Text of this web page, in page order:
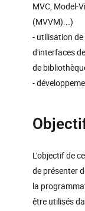
MVC, Model-
(MVVM)...)
- utilisation
d'interfaces
de
-
L'objectif de
de présenter
la
être utilisés